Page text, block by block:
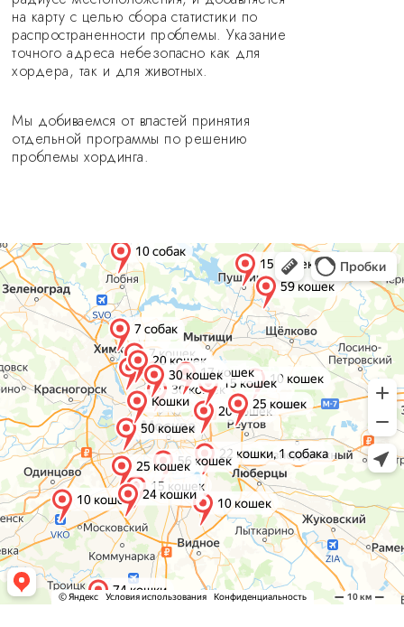
на карту с целью сбора статистики по
распространенности проблемы. Указание
точного адреса небезопасно как для
хордера, так и для животных.
Мы добиваемся от властей принятия
отдельной программы по решению
проблемы хординга.